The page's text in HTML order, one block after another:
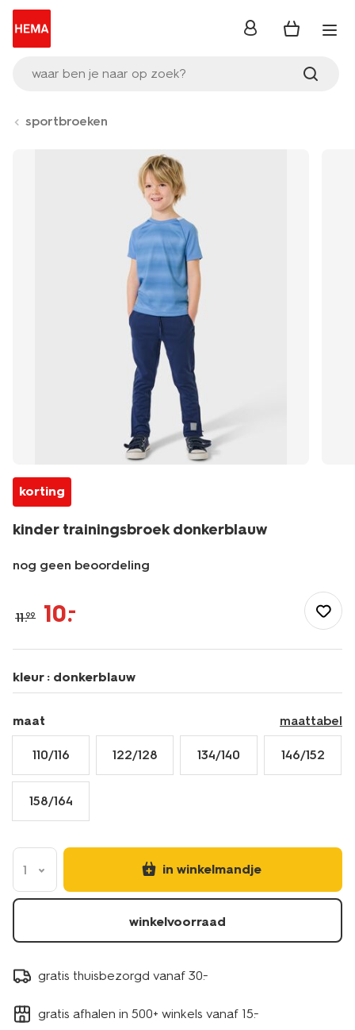
waar ben je naar op zoek?
inloggen
sportbroeken
korting
kinder trainingsbroek donkerblauw
nog geen beoordeling
trainingsbroek-
-
30600034DARKBLUE.html
11.99 10.–
kleur : donkerblauw
maat maattabel
110/116 122/128 134/140 146/152
158/164
1 in winkelmandje
winkelvoorraad
gratis thuisbezorgd vanaf 30.-
gratis afhalen in 500+ winkels vanaf 15.-